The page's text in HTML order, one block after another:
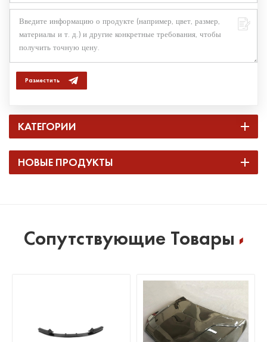
Разместить
КАТЕГОРИИ
НОВЫЕ ПРОДУКТЫ
Сопутствующие Товары